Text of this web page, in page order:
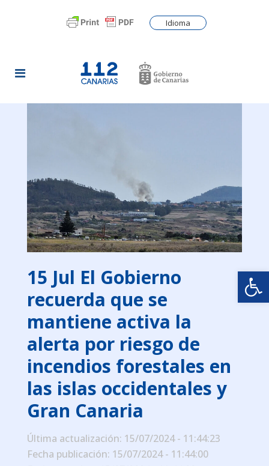
Idioma
15 Jul El Gobierno
recuerda que se
mantiene activa la
alerta por riesgo de
incendios forestales en
las islas occidentales y
Gran Canaria
Última actualización: 15/07/2024 - 11:44:23
Fecha publicación: 15/07/2024 - 11:44:00